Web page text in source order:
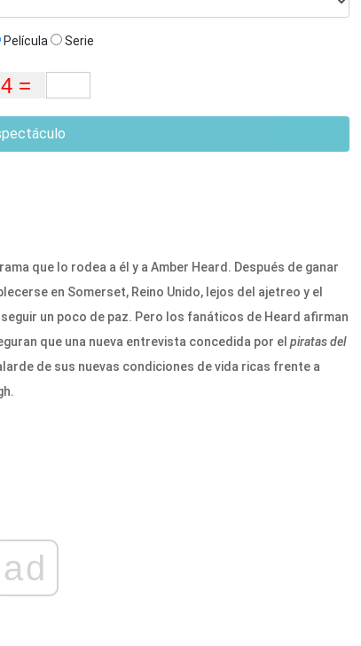
Película Serie
que lo rodea a él y a Amber Heard. Después de ganar
en Somerset, Reino Unido, lejos del ajetreo y el
un poco de paz. Pero los fanáticos de Heard afirman
que una nueva entrevista concedida por el piratas del
de sus nuevas condiciones de vida ricas frente a
ad